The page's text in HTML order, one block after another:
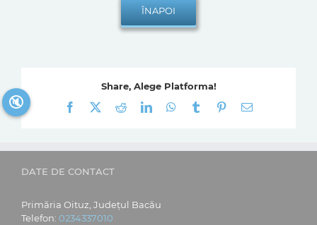
Share, Alege Platforma!
Facebook
RedditLinkedInWhatsApp
Tumblr Pinterest
E-
DATE DE CONTACT
Primăria Oituz, Județul Bacău
Telefon: 0234337010
🔇